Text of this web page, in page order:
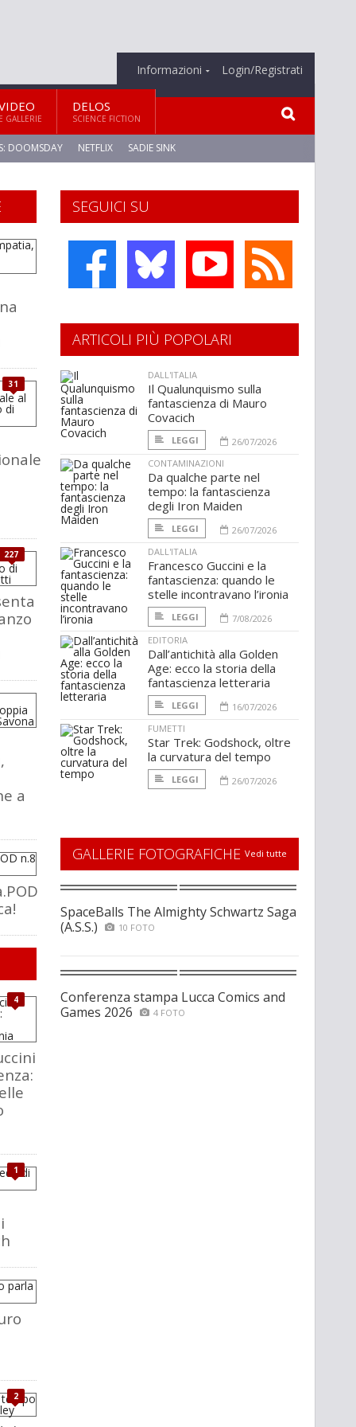
Informazioni Login/Registrati
E GALLERIE
DELOS
SCIENCE FICTION
DOOMSDAY NETFLIX SADIE SINK
SEGUICI SU
31
227
a
4
1
2
ARTICOLI PIÙ POPOLARI
DALL'ITALIA
Il Qualunquismo sulla
fantascienza di Mauro
Covacich
LEGGI
26/07/2026
CONTAMINAZIONI
Da qualche parte nel
tempo: la fantascienza
degli Iron Maiden
LEGGI
26/07/2026
DALL'ITALIA
Francesco Guccini e la
fantascienza: quando le
stelle incontravano l’ironia
LEGGI
7/08/2026
EDITORIA
Dall’antichità alla Golden
Age: ecco la storia della
fantascienza letteraria
LEGGI
16/07/2026
FUMETTI
Star Trek: Godshock, oltre
la curvatura del tempo
LEGGI 26/07/2026
GALLERIE FOTOGRAFICHE Vedi tutte
SpaceBalls The Almighty Schwartz Saga
(A.S.S.)
10 FOTO
Conferenza stampa Lucca Comics and
Games 2026
4 FOTO